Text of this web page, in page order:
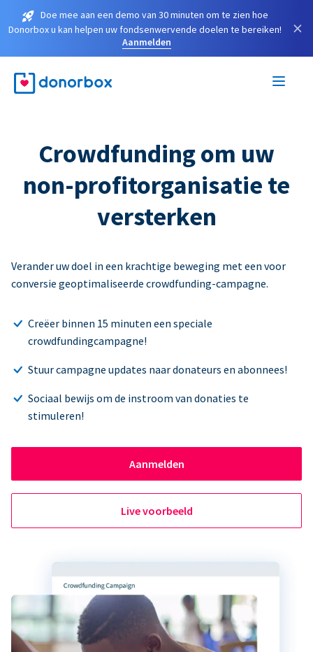
Doe mee aan een demo van 30 minuten om te zien hoe
Donorbox u kan helpen uw fondsenwervende doelen te bereiken!
Aanmelden
×
Crowdfunding om uw
non-profitorganisatie te
versterken
Verander uw doel in een krachtige beweging met een voor
conversie geoptimaliseerde crowdfunding-campagne.
Creëer binnen 15 minuten een speciale
crowdfundingcampagne!
Stuur campagne updates naar donateurs en abonnees!
Sociaal bewijs om de instroom van donaties te
stimuleren!
Aanmelden
Live voorbeeld